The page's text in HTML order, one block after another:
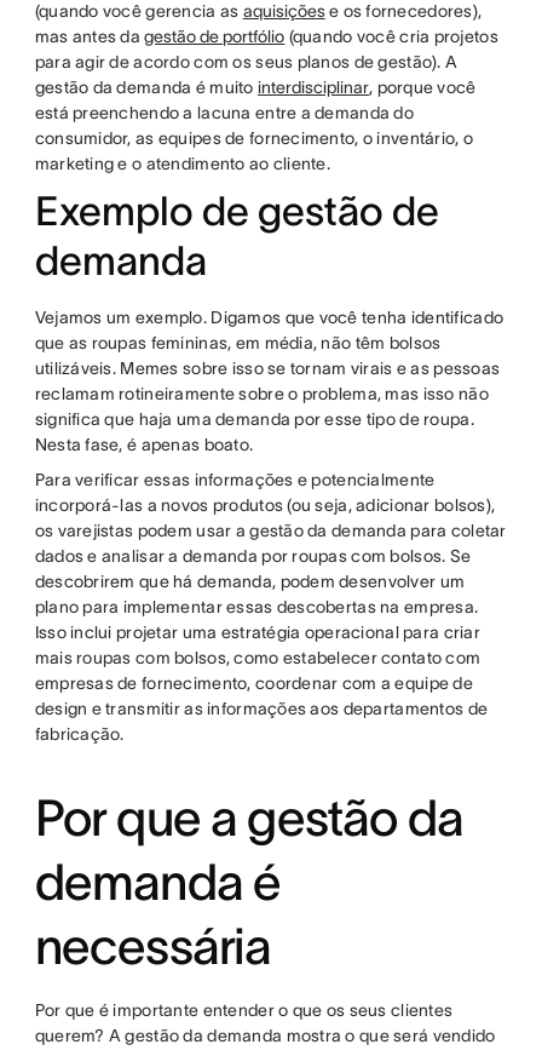
(quando você gerencia as aquisiçõese os fornecedores),
mas antes dagestão de portfólio (quando você cria projetos
para agir de acordo com os seus planos de gestão). A
gestão da demanda é muito interdisciplinar, porque você
está preenchendo a lacuna entre a demanda do
consumidor, as equipes de fornecimento, o inventário, o
marketing e o atendimento ao cliente.
Exemplo de gestão de
demanda
Vejamos um exemplo. Digamos que você tenha identificado
que as roupas femininas, em média, não têm bolsos
utilizáveis. Memes sobre isso se tornam virais e as pessoas
reclamam rotineiramente sobre o problema, mas isso não
significa que haja uma demanda por esse tipo de roupa.
Nesta fase, é apenas boato.
Para verificar essas informações e potencialmente
incorporá-las a novos produtos (ou seja, adicionar bolsos),
os varejistas podem usar a gestão da demanda para coletar
dados e analisar a demanda por roupas com bolsos. Se
descobrirem que há demanda, podem desenvolver um
plano para implementar essas descobertas na empresa.
Isso inclui projetar uma estratégia operacional para criar
mais roupas com bolsos, como estabelecer contato com
empresas de fornecimento, coordenar com a equipe de
design e transmitir as informações aos departamentos de
fabricação.
Por que a gestão da
demanda é
necessária
Por que é importante entender o que os seus clientes
querem? A gestão da demanda mostra o que será vendido